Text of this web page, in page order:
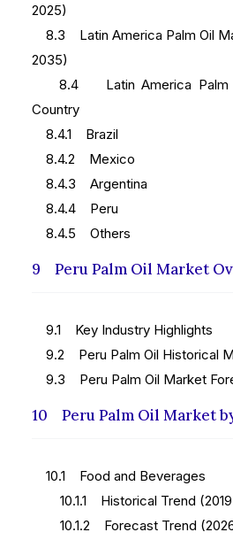
2025)
8.3 Latin America Palm Oil
2035)
8.4 Latin America Palm
Country
8.4.1 Brazil
8.4.2 Mexico
8.4.3 Argentina
8.4.4 Peru
8.4.5 Others
9 Peru Palm Oil Market
9.1 Key Industry Highlights
9.2 Peru Palm Oil Historical
9.3 Peru Palm Oil Market
10 Peru Palm Oil Market
10.1 Food and Beverages
10.1.1 Historical Trend
10.1.2 Forecast Trend